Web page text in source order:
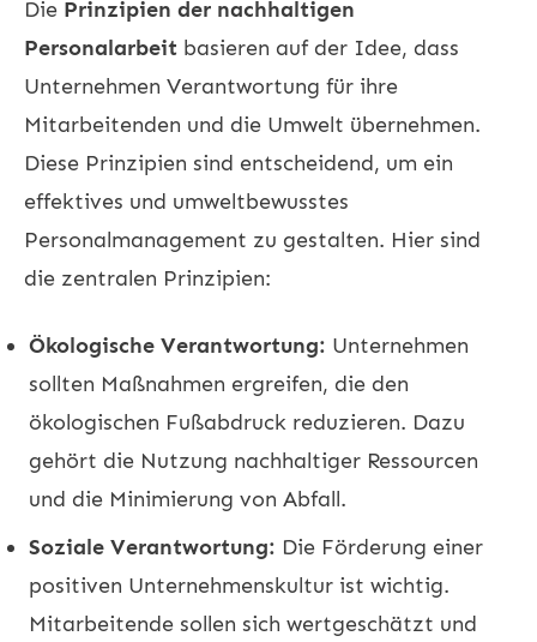
Die Prinzipien der nachhaltigen
Personalarbeit basieren auf der Idee, dass
Unternehmen Verantwortung für ihre
Mitarbeitenden und die Umwelt übernehmen.
Diese Prinzipien sind entscheidend, um ein
effektives und umweltbewusstes
Personalmanagement zu gestalten. Hier sind
die zentralen Prinzipien:
Ökologische Verantwortung: Unternehmen
sollten Maßnahmen ergreifen, die den
ökologischen Fußabdruck reduzieren. Dazu
gehört die Nutzung nachhaltiger Ressourcen
und die Minimierung von Abfall.
Soziale Verantwortung: Die Förderung einer
positiven Unternehmenskultur ist wichtig.
Mitarbeitende sollen sich wertgeschätzt und